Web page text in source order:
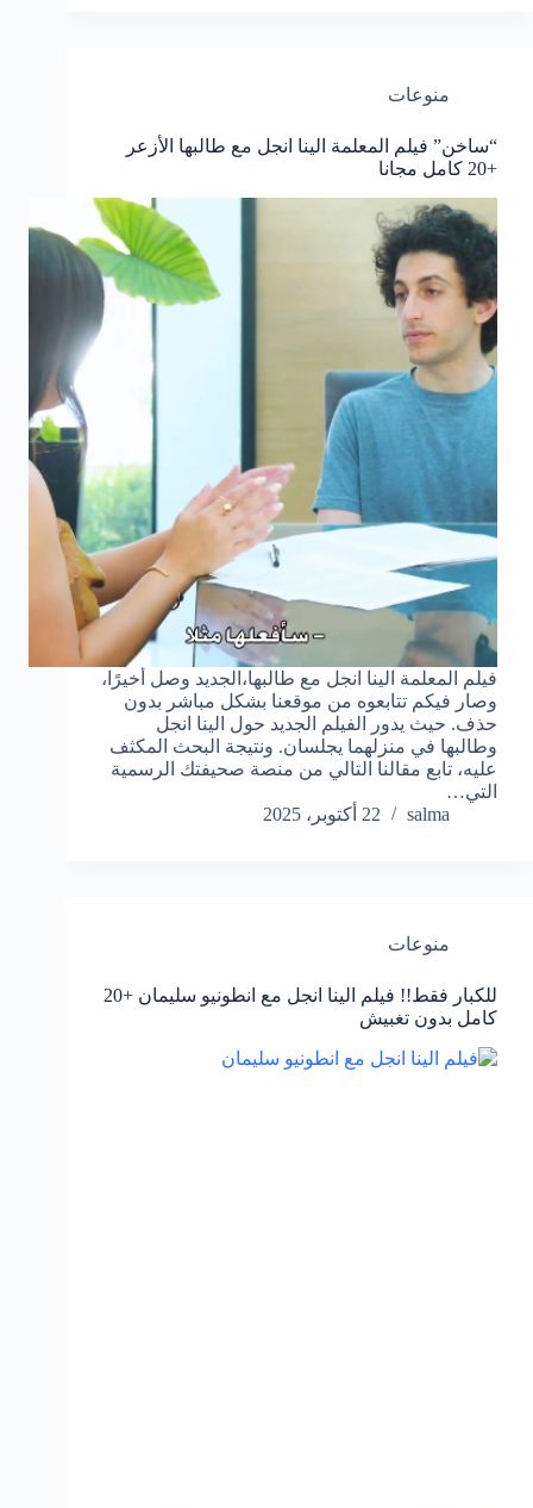
منوعات
“ساخن” فيلم المعلمة الينا انجل مع طالبها الأزعر
+20 كامل مجانا
فيلم المعلمة الينا انجل مع طالبها،الجديد وصل أخيرًا،
وصار فيكم تتابعوه من موقعنا بشكل مباشر بدون
حذف. حيث يدور الفيلم الجديد حول الينا انجل
وطالبها في منزلهما يجلسان. ونتيجة البحث المكثف
عليه، تابع مقالنا التالي من منصة صحيفتك الرسمية
التي…
salma
22 أكتوبر، 2025
منوعات
للكبار فقط!! فيلم الينا انجل مع انطونيو سليمان +20
كامل بدون تغبيش